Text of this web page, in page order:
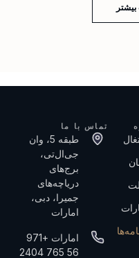
بیشتر
تماس با ما
طبقه 5، وان
جی‌ال‌تی،
برج‌های
دریاچه‌های
جمیرا، دبی،
امارات
امارات +971
56 765 2404